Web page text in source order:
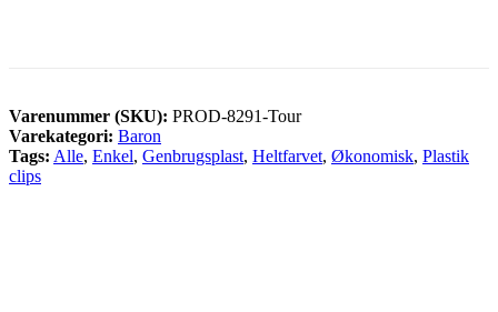
Varenummer (SKU): PROD-8291-Tour
Varekategori: Baron
Tags: Alle, Enkel, Genbrugsplast, Heltfarvet, Økonomisk, Plastik
clips